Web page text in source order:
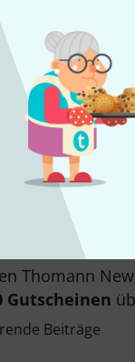
Thomann
Gutscheinen
Beiträge